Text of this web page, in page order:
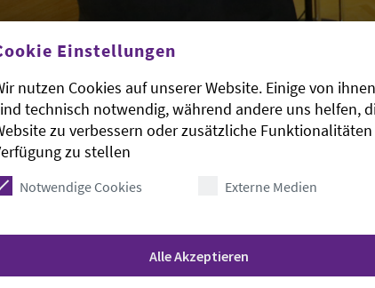
des zweiten
der Andacht der Synodalen Ingrid Klebingat
Verhandlungstag der 10. Tagung der 48. Synode
Einstellungen
nutzen Cookies auf unserer Website. Einige von ihnen
technisch notwendig, während andere uns helfen,
zu verbessern oder zusätzliche
zu stellen
Notwendige Cookies Externe Medien
Alle Akzeptieren